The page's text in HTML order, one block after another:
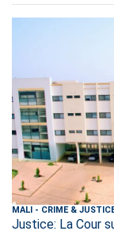
MALI - CRIME &
Justice: La Cour